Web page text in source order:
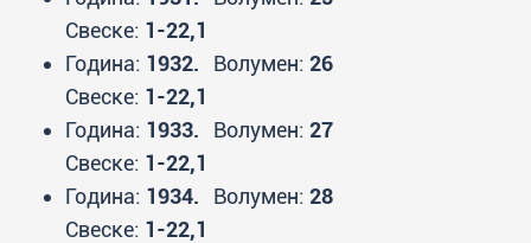
Свеске: 1-22,1
Година: 1932. Волумен: 26
Свеске: 1-22,1
Година: 1933. Волумен: 27
Свеске: 1-22,1
Година: 1934. Волумен: 28
Свеске: 1-22,1